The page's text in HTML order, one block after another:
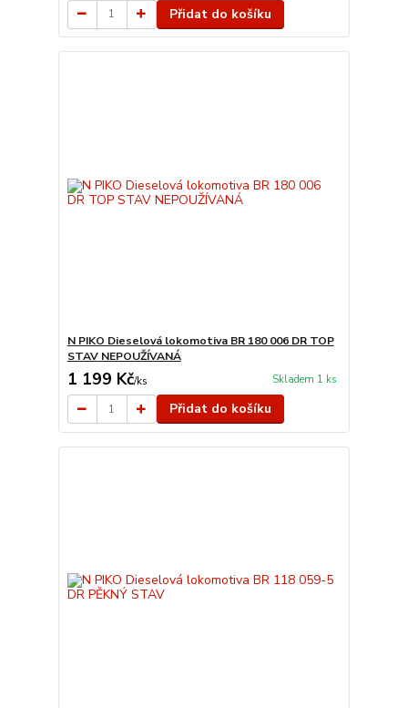
Přidat do košíku
N PIKO Dieselová lokomotiva BR 180 006 DR TOP
STAV NEPOUŽÍVANÁ
1 199 Kč/ks Skladem 1 ks
Přidat do košíku